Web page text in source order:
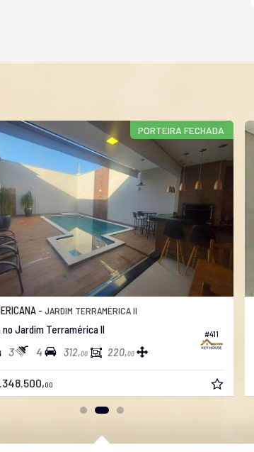
PORTEIRA FECHADA
#411
-JARDIM TERRAMÉRICA II
no Jardim Terramérica II
3 4 312,00 220,00
00